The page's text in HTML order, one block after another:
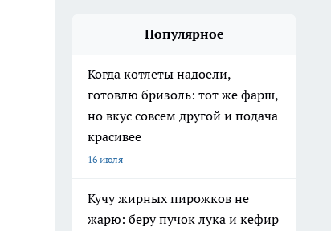
Популярное
Когда котлеты надоели,
готовлю бризоль: тот же фарш,
но вкус совсем другой и подача
красивее
16 июля
Кучу жирных пирожков не
жарю: беру пучок лука и кефир